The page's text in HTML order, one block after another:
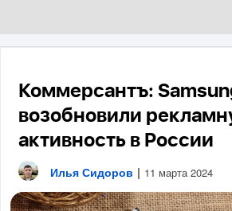
Коммерсантъ:
возобновили
активность в России
Илья Сидоров | 11 марта 2024